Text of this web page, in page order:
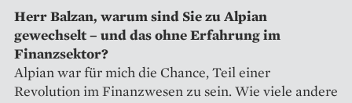
Herr Balzan, warum sind Sie zu Alpian
gewechselt – und das ohne Erfahrung im
Finanzsektor?
Alpian war für mich die Chance, Teil einer
Revolution im Finanzwesen zu sein. Wie viele andere